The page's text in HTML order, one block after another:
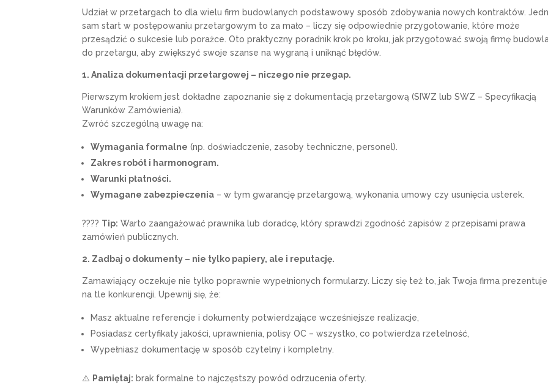
Udział w przetargach to dla wielu firm budowlanych podstawowy sposób zdobywania nowych kontraktów.
sam start w postępowaniu przetargowym to za mało – liczy się odpowiednie przygotowanie, które może
przesądzić o sukcesie lub porażce. Oto praktyczny poradnik krok po kroku, jak przygotować swoją firmę
do przetargu, aby zwiększyć swoje szanse na wygraną i uniknąć błędów.
1. Analiza dokumentacji przetargowej – niczego nie przegap.
Pierwszym krokiem jest dokładne zapoznanie się z dokumentacją przetargową (SIWZ lub SWZ – Specyfikacją
Warunków Zamówienia).
Zwróć szczególną uwagę na:
Wymagania formalne (np. doświadczenie, zasoby techniczne, personel).
Zakres robót i harmonogram.
Warunki płatności.
Wymagane zabezpieczenia – w tym gwarancję przetargową, wykonania umowy czy usunięcia usterek.
???? Tip: Warto zaangażować prawnika lub doradcę, który sprawdzi zgodność zapisów z przepisami prawa
zamówień publicznych.
2. Zadbaj o dokumenty – nie tylko papiery, ale i reputację.
Zamawiający oczekuje nie tylko poprawnie wypełnionych formularzy. Liczy się też to, jak Twoja firma
na tle konkurencji. Upewnij się, że:
Masz aktualne referencje i dokumenty potwierdzające wcześniejsze realizacje,
Posiadasz certyfikaty jakości, uprawnienia, polisy OC – wszystko, co potwierdza rzetelność,
Wypełniasz dokumentację w sposób czytelny i kompletny.
⚠️ Pamiętaj: brak formalne to najczęstszy powód odrzucenia oferty.